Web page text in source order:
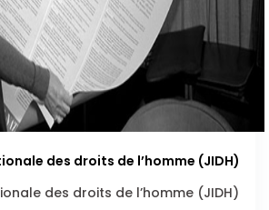
des droits de l’homme (JIDH)
des droits de l’homme (JIDH)